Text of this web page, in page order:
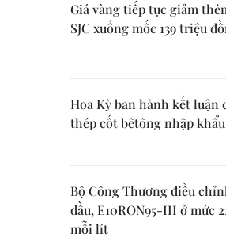
Giá vàng tiếp tục giảm
SJC xuống mốc 139 triệu
Hoa Kỳ ban hành kết luận
thép cốt bêtông nhập
Bộ Công Thương điều
dầu, E10RON95-III ở mức
mỗi lít